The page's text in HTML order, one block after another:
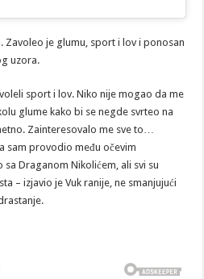
Zavoleo je glumu, sport i lov i ponosan
uzora.
sport i lov. Niko nije mogao da me
glume kako bi se negde svrteo na
Zainteresovalo me sve to…
sam provodio među očevim
Draganom Nikolićem, ali svi su
– izjavio je Vuk ranije, ne smanjujući